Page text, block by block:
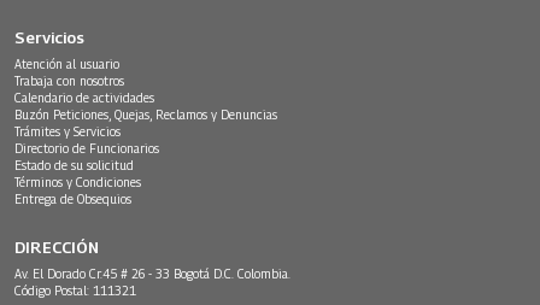
Servicios
Atención al usuario
Trabaja con nosotros
Calendario de actividades
Buzón Peticiones, Quejas, Reclamos y Denuncias
Trámites y Servicios
Directorio de Funcionarios
Estado de su solicitud
Términos y Condiciones
Entrega de Obsequios
DIRECCIÓN
Av. El Dorado Cr.45 # 26 - 33 Bogotá D.C. Colombia.
Código Postal: 111321